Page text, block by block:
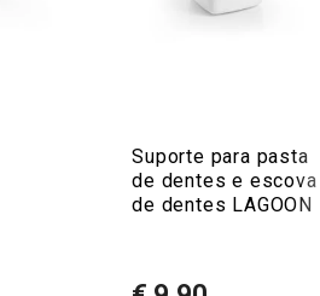
Suporte para pasta
de dentes e escova
de dentes LAGOON